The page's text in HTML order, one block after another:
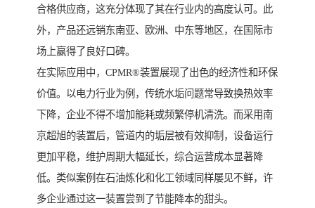
合格供应商，这充分体现了其在行业内的高度认可。此
外，产品还远销东南亚、欧洲、中东等地区，在国际市
场上赢得了良好口碑。
在实际应用中，CPMR®装置展现了出色的经济性和环保
价值。以电力行业为例，传统水垢问题常导致换热效率
下降，企业不得不增加能耗或频繁停机清洗。而采用南
京超旭的装置后，管道内的垢层被有效抑制，设备运行
更加平稳，维护周期大幅延长，综合运营成本显著降
低。类似案例在石油炼化和化工领域同样屡见不鲜，许
多企业通过这一装置尝到了节能降本的甜头。